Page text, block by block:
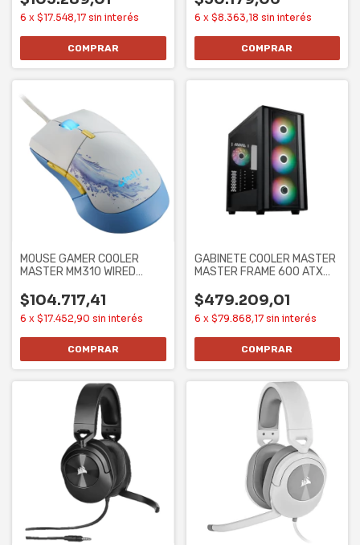
6 x $17.548,17 sin interés 6 x $8.363,18 sin interés
MOUSE GAMER COOLER
MASTER MM310 WIRED
$104.717,41
6 x $17.452,90 sin interés
GABINETE COOLER MASTER
MASTER FRAME 600 ATX
$479.209,01
6 x $79.868,17 sin interés